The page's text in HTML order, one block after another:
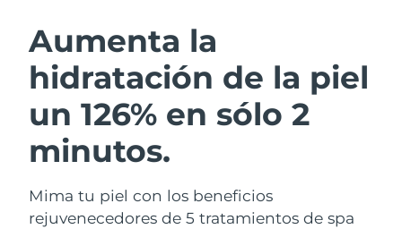
Aumenta la
hidratación de la piel
un 126% en sólo 2
minutos.
Mima tu piel con los beneficios
rejuvenecedores de 5 tratamientos de spa
Limpieza facial
LUNA™ 4 pack
Anti-aging massage
Lifting facial
BEAR™ 2 pack
Microcurrent toning
Hidratación Cuidado bucal
Austria
Baréin Entrega prevista 8/11/26
Bélgica Entrega prevista
Bermudas
Bosnia y Herzegovina Entrega prevista